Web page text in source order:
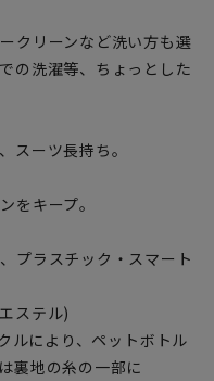
クリーンなど洗い方も選
の洗濯等、ちょっとした
スーツ長持ち。
をキープ。
プラスチック・スマート
ステル)
ルにより、ペットボトル
裏地の糸の一部に